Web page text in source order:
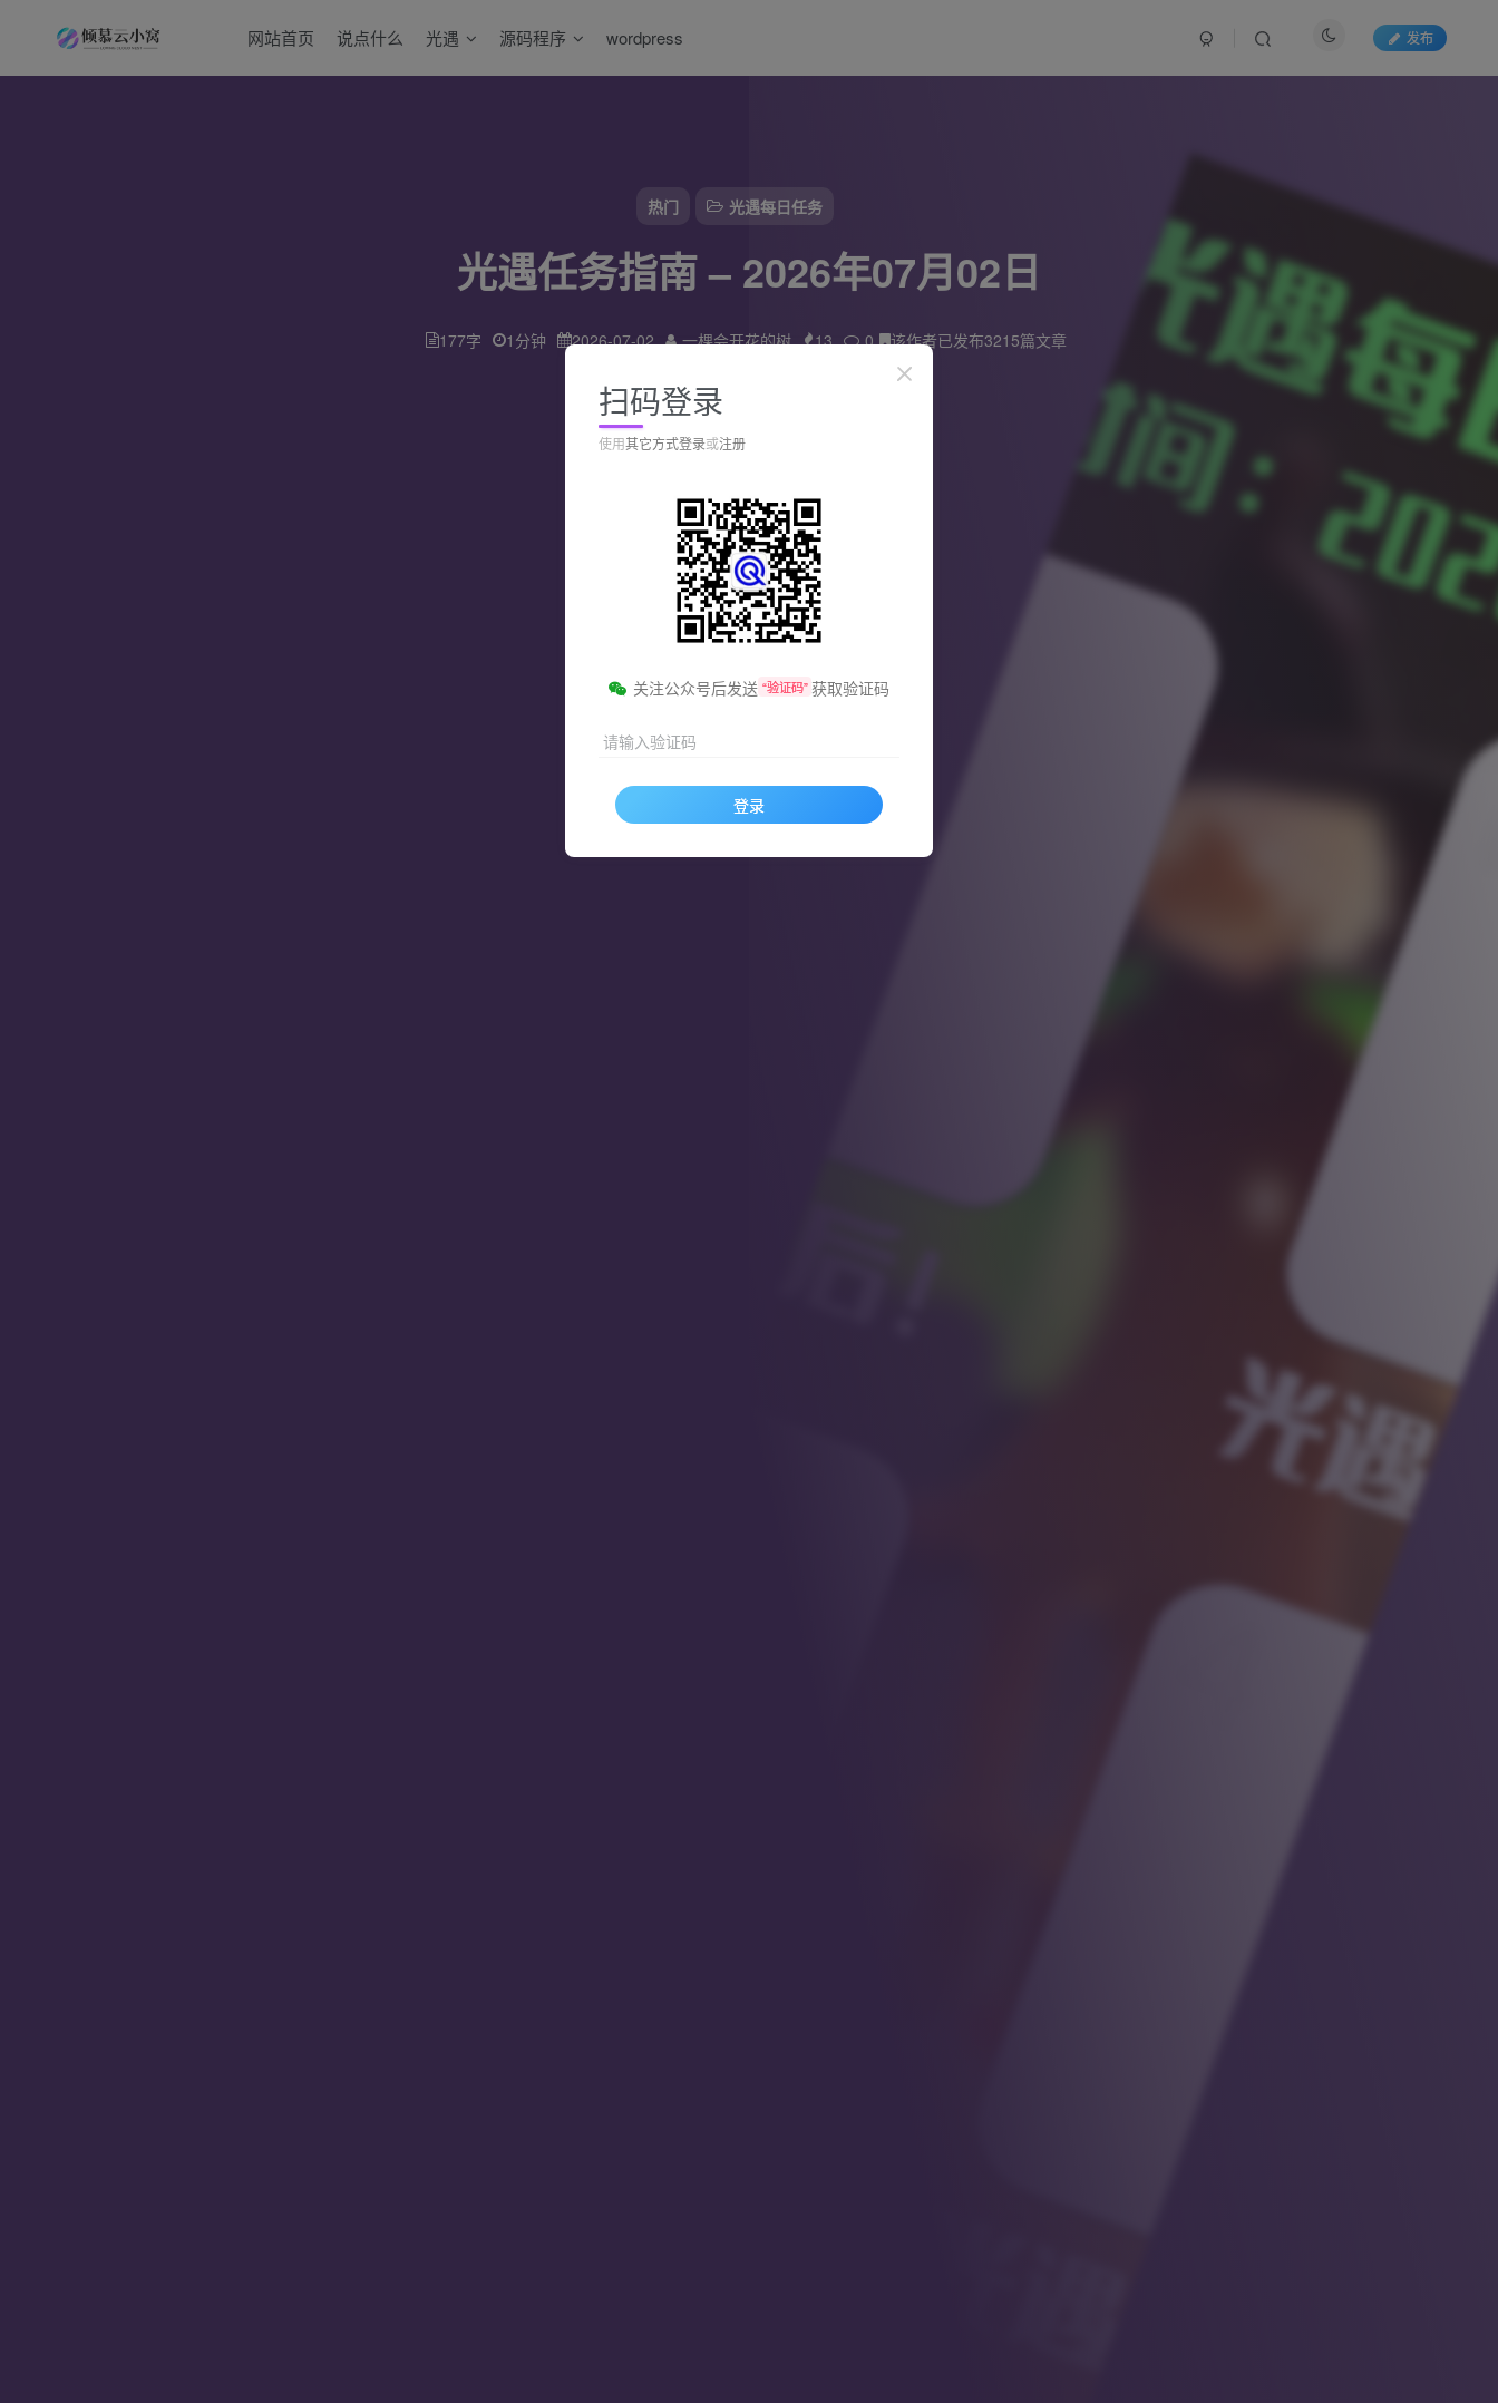
热门 光遇每日任务
光遇任务指南 – 2026年07月02日
177字 1分钟 2026-07-02 一棵会开花的树 13 0 该作者已发布3215篇文章
网站首页 说点什么 光遇 源码程序 wordpress 发布
扫码登录
使用其它方式登录或注册
关注公众号后发送 “验证码” 获取验证码
请输入验证码
登录